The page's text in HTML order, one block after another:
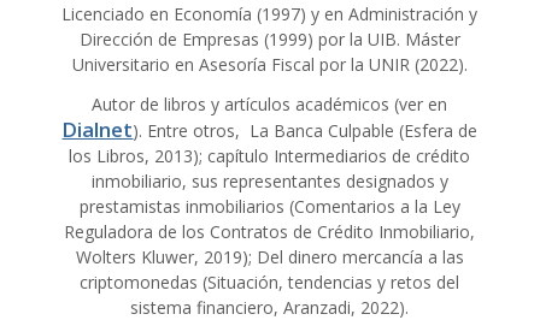
Licenciado en Economía (1997) y en Administración y
Dirección de Empresas (1999) por la UIB. Máster
Universitario en Asesoría Fiscal por la UNIR (2022).
Autor de libros y artículos académicos (ver en
Dialnet). Entre otros, La Banca Culpable (Esfera de
los Libros, 2013); capítulo Intermediarios de crédito
inmobiliario, sus representantes designados y
prestamistas inmobiliarios (Comentarios a la Ley
Reguladora de los Contratos de Crédito Inmobiliario,
Wolters Kluwer, 2019); Del dinero mercancía a las
criptomonedas (Situación, tendencias y retos del
sistema financiero, Aranzadi, 2022).